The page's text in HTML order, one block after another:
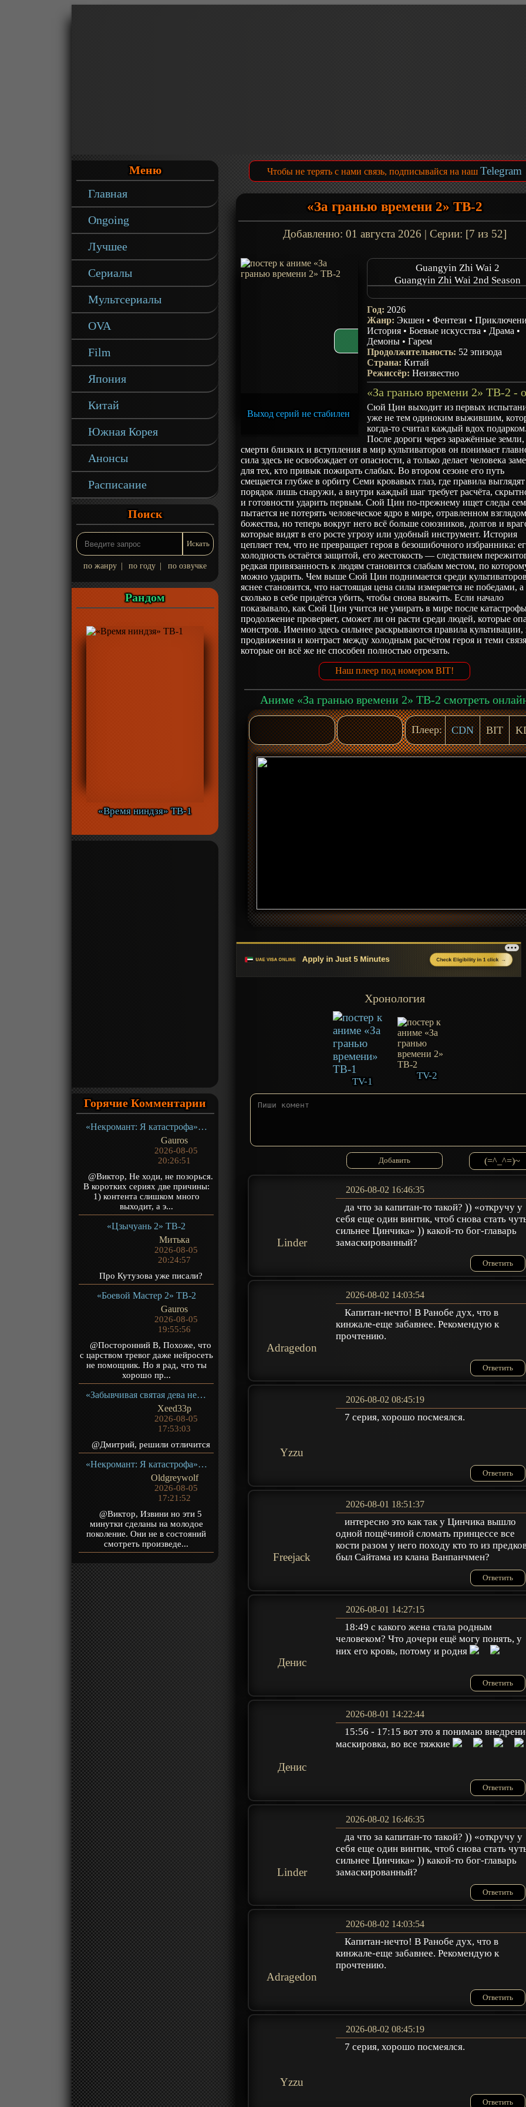
Меню
Главная
Ongoing
Лучшее
Сериалы
Мультсериалы
OVA
Film
Япония
Китай
Южная Корея
Анонсы
Расписание
Поиск
по жанру по году по озвучке
Рандом
«Время ниндзя» ТВ-1
Горячие Комментарии
«Некромант: Я катастрофа» ТВ-1
Gauros
2026-08-05
20:26:51
@Виктор, Не ходи, не позорься.
В коротких сериях две причины:
1) контента слишком много
выходит, а э...
«Цзычуань 2» ТВ-2
Митька
2026-08-05
20:24:57
Про Кутузова уже писали?
«Боевой Мастер 2» ТВ-2
Gauros
2026-08-05
19:55:56
@Посторонний В, Похоже, что
с царством тревог даже нейросеть
не помощник. Но я рад, что ты
хорошо пр...
«Забывчивая святая дева неосознанно изливает свою силу» ТВ-1
Xeed33p
2026-08-05
17:53:03
@Дмитрий, решили отличится
«Некромант: Я катастрофа» ТВ-1
Oldgreywolf
2026-08-05
17:21:52
@Виктор, Извини но эти 5
минутки сделаны на молодое
поколение. Они не в состояний
смотреть произведе...
Чтобы не терять с нами связь, подписывайся на наш Telegram
«За гранью времени 2» ТВ-2
Добавленно: 01 августа 2026 | Серии: [7 из 52]
Выход серий не стабилен
Guangyin Zhi Wai 2
Guangyin Zhi Wai 2nd Season
Год: 2026
Жанр: Экшен •Фентези •
История •Боевые искусства • Драма •
Демоны •Гарем
Продолжительность: 52 эпизода
Страна:Китай
Режиссёр:Неизвестно
Сюй Цин выходит из первых
уже не тем одиноким выжившим,
когда-то считал каждый вдох
После дороги через заражённые земли,
смерти близких и вступления в мир культиваторов он понимает
сила здесь не освобождает от опасности, а только делает человека
для тех, кто привык пожирать слабых. Во втором сезоне его путь
смещается глубже в орбиту Семи кровавых глаз, где правила
порядок лишь снаружи, а внутри каждый шаг требует расчёта,
и готовности ударить первым. Сюй Цин по-прежнему ищет следы
пытается не потерять человеческое ядро в мире, отравленном
божества, но теперь вокруг него всё больше союзников, долгов и
которые видят в его росте угрозу или удобный инструмент. История
цепляет тем, что не превращает героя в безошибочного избранника:
холодность остаётся защитой, его жестокость — следствием
редкая привязанность к людям становится слабым местом, по
можно ударить. Чем выше Сюй Цин поднимается среди
яснее становится, что настоящая цена силы измеряется не победами, а
сколько в себе придётся убить, чтобы снова выжить. Если начало
показывало, как Сюй Цин учится не умирать в мире после
продолжение проверяет, сможет ли он расти среди людей, которые
монстров. Именно здесь сильнее раскрываются правила культивации,
продвижения и контраст между холодным расчётом героя и теми
которые он всё же не способен полностью отрезать.
Наш плеер под номером BIT!
Аниме «За гранью времени 2» ТВ-2 смотреть
Плеер: CDN BIT
Хронология
TV-1
TV-2
(=^_^=)~
Linder
2026-08-02 16:46:35
да что за капитан-то такой? )) «откручу у
себя еще один винтик, чтоб снова стать
сильнее Цинчика» )) какой-то бог-главарь
замаскированный?
Ответить
Adragedon
2026-08-02 14:03:54
Капитан-нечто! В Ранобе дух, что в
кинжале-еще забавнее. Рекомендую к
прочтению.
Ответить
Yzzu
2026-08-02 08:45:19
7 серия, хорошо посмеялся.
Ответить
Freejack
2026-08-01 18:51:37
интересно это как так у Цинчика вышло
одной пощёчиной сломать принцессе все
кости разом у него походу кто то из
был Сайтама из клана Ванпанчмен?
Ответить
Денис
2026-08-01 14:27:15
18:49 с какого жена стала родным
человеком? Что дочери ещё могу понять, у
них его кровь, потому и родня
Ответить
Денис
2026-08-01 14:22:44
15:56 - 17:15 вот это я понимаю
маскировка, во все тяжкие
Ответить
Linder
2026-08-02 16:46:35
да что за капитан-то такой? )) «откручу у
себя еще один винтик, чтоб снова стать
сильнее Цинчика» )) какой-то бог-главарь
замаскированный?
Ответить
Adragedon
2026-08-02 14:03:54
Капитан-нечто! В Ранобе дух, что в
кинжале-еще забавнее. Рекомендую к
прочтению.
Ответить
Yzzu
2026-08-02 08:45:19
7 серия, хорошо посмеялся.
Ответить